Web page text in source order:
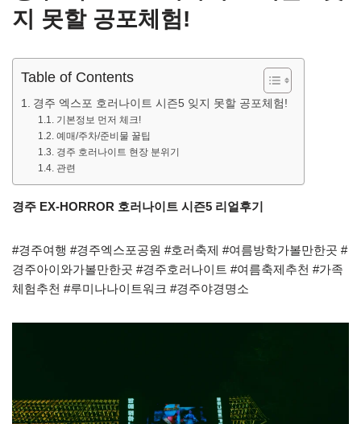
지 못할 공포체험!
Table of Contents
경주 엑스포 호러나이트 시즌5 잊지 못할 공포체험!
기본정보 먼저 체크!
예매/주차/준비물 꿀팁
경주 호러나이트 현장 분위기
관련
경주 EX-HORROR 호러나이트 시즌5 리얼후기
#경주여행 #경주엑스포공원 #호러축제 #여름방학가볼만한곳 #
경주아이와가볼만한곳 #경주호러나이트 #여름축제추천 #가족
체험추천 #루미나나이트워크 #경주야경명소